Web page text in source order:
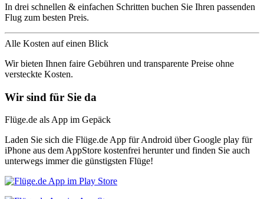
In drei schnellen & einfachen Schritten buchen Sie Ihren passenden
Flug zum besten Preis.
Alle Kosten auf einen Blick
Wir bieten Ihnen faire Gebühren und transparente Preise ohne
versteckte Kosten.
Wir sind für Sie da
Flüge.de als App im Gepäck
Laden Sie sich die Flüge.de App für Android über Google play für
iPhone aus dem AppStore kostenfrei herunter und finden Sie auch
unterwegs immer die günstigsten Flüge!